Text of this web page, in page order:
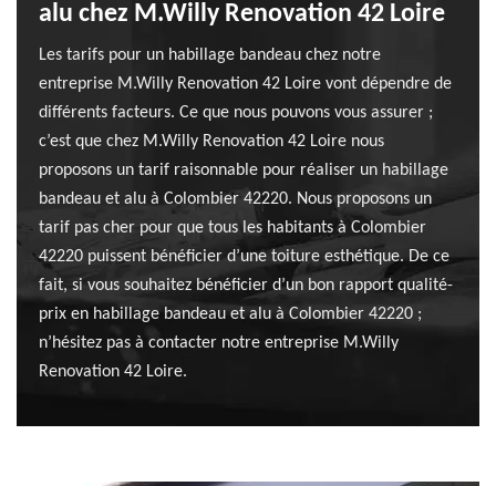
alu chez M.Willy Renovation 42 Loire
Les tarifs pour un habillage bandeau chez notre
entreprise M.Willy Renovation 42 Loire vont dépendre de
différents facteurs. Ce que nous pouvons vous assurer ;
c’est que chez M.Willy Renovation 42 Loire nous
proposons un tarif raisonnable pour réaliser un habillage
bandeau et alu à Colombier 42220. Nous proposons un
tarif pas cher pour que tous les habitants à Colombier
42220 puissent bénéficier d’une toiture esthétique. De ce
fait, si vous souhaitez bénéficier d’un bon rapport qualité-
prix en habillage bandeau et alu à Colombier 42220 ;
n’hésitez pas à contacter notre entreprise M.Willy
Renovation 42 Loire.